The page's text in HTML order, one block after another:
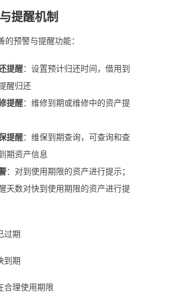
提醒机制
的预警与提醒功能：
提醒：设置预计归还时间，借用到
醒归还
提醒：维修到期或维修中的资产提
提醒：维保到期查询，可查询和查
期资产信息
：对到使用期限的资产进行提示；
天数对快到使用期限的资产进行提
过期
到期
合理使用期限